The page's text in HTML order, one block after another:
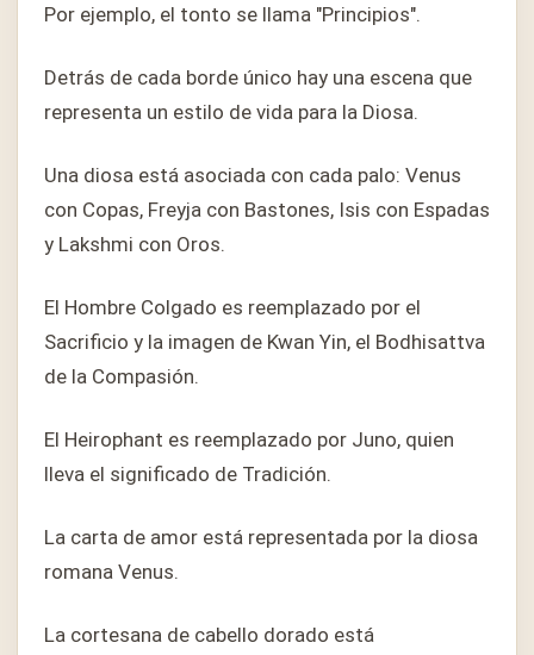
Por ejemplo, el tonto se llama "Principios".
Detrás de cada borde único hay una escena que
representa un estilo de vida para la Diosa.
Una diosa está asociada con cada palo: Venus
con Copas, Freyja con Bastones, Isis con Espadas
y Lakshmi con Oros.
El Hombre Colgado es reemplazado por el
Sacrificio y la imagen de Kwan Yin, el Bodhisattva
de la Compasión.
El Heirophant es reemplazado por Juno, quien
lleva el significado de Tradición.
La carta de amor está representada por la diosa
romana Venus.
La cortesana de cabello dorado está